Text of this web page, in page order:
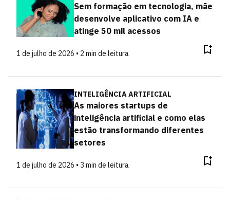
Sem formação em tecnologia, mãe
desenvolve aplicativo com IA e
atinge 50 mil acessos
1 de julho de 2026 • 2 min de leitura
INTELIGÊNCIA ARTIFICIAL
As maiores startups de
inteligência artificial e como elas
estão transformando diferentes
setores
1 de julho de 2026 • 3 min de leitura